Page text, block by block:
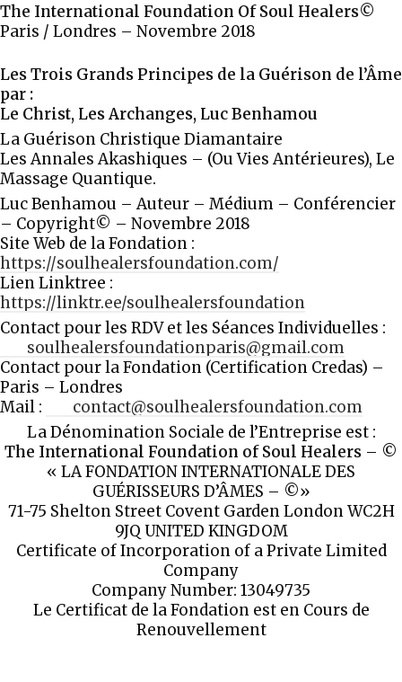
The International Foundation Of Soul Healers©
Paris / Londres – Novembre 2018
Les Trois Grands Principes de la Guérison de l’Âme
par :
Le Christ, Les Archanges, Luc Benhamou
La Guérison Christique Diamantaire
Les Annales Akashiques – (Ou Vies Antérieures), Le
Massage Quantique.
Luc Benhamou – Auteur – Médium – Conférencier
– Copyright© – Novembre 2018
Site Web de la Fondation :
https://soulhealersfoundation.com/
Lien Linktree :
https://linktr.ee/soulhealersfoundation
Contact pour les RDV et les Séances Individuelles :
soulhealersfoundationparis@gmail.com
Contact pour la Fondation (Certification Credas) –
Paris – Londres
Mail :
contact@soulhealersfoundation.com
La Dénomination Sociale de l’Entreprise est :
The International Foundation of Soul Healers – ©
« LA FONDATION INTERNATIONALE DES
GUÉRISSEURS D’ÂMES – ©»
71-75 Shelton Street Covent Garden London WC2H
9JQ UNITED KINGDOM
Certificate of Incorporation of a Private Limited
Company
Company Number: 13049735
Le Certificat de la Fondation est en Cours de
Renouvellement